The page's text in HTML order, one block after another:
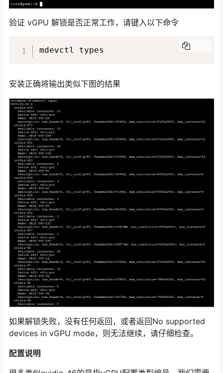
验证 vGPU 解锁是否正常工作，请键入以下命令
mdevctl types
安装正确将输出类似下图的结果
如果解锁失败，没有任何返回，或者返回No supported
devices in vGPU mode，则无法继续，请仔细检查。
配置说明